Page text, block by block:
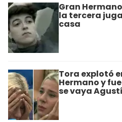
Gran
la tercera
casa
Tora explotó
Hermano y
se vaya